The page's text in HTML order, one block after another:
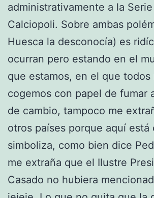
administrativamente a la
Calciopoli. Sobre ambas
Huesca la desconocía) es
ocurran pero estando en el
que estamos, en el que todos
cogemos con papel de fumar
de cambio, tampoco me
otros países porque aquí está
simboliza, como bien dice
me extraña que el Ilustre
Casado no hubiera